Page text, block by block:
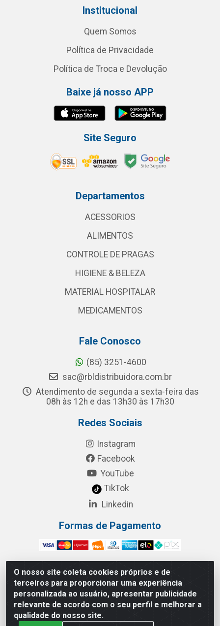
O nosso site coleta cookies próprios e de
terceiros para proporcionar uma experiência
personalizada ao usuário, apresentar publicidade
relevante de acordo com o seu perfil e melhorar a
qualidade do nosso site.
Institucional
Quem Somos
Política de Privacidade
Política de Troca e Devolução
Baixe já nosso APP
Site Seguro
Departamentos
ACESSORIOS
ALIMENTOS
CONTROLE DE PRAGAS
HIGIENE & BELEZA
MATERIAL HOSPITALAR
MEDICAMENTOS
Fale Conosco
(85) 3251-4600
sac@rbldistribuidora.com.br
Atendimento de segunda a sexta-feira das
08h às 12h e das 13h30 às 17h30
Redes Sociais
Instagram
Facebook
YouTube
TikTok
Linkedin
Formas de Pagamento
RBL Distribuidora Distribuidora Gomes LTDA - Rua
Maximiano Barreto, 940 - Barroso, Fortaleza/CE - CEP:
60863-260 - CNPJ 05.461.276/0001-90